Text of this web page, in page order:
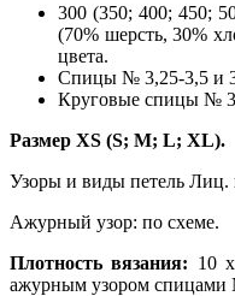
300 (350; 400; 450;
(70% шерсть, 30%
цвета.
Спицы № 3,25-3,5 и
Круговые спицы №
Размер XS (S; М; L; XL).
Узоры и виды петель Лиц.
Ажурный узор: по схеме.
Плотность вязания: 10
ажурным узором спицами